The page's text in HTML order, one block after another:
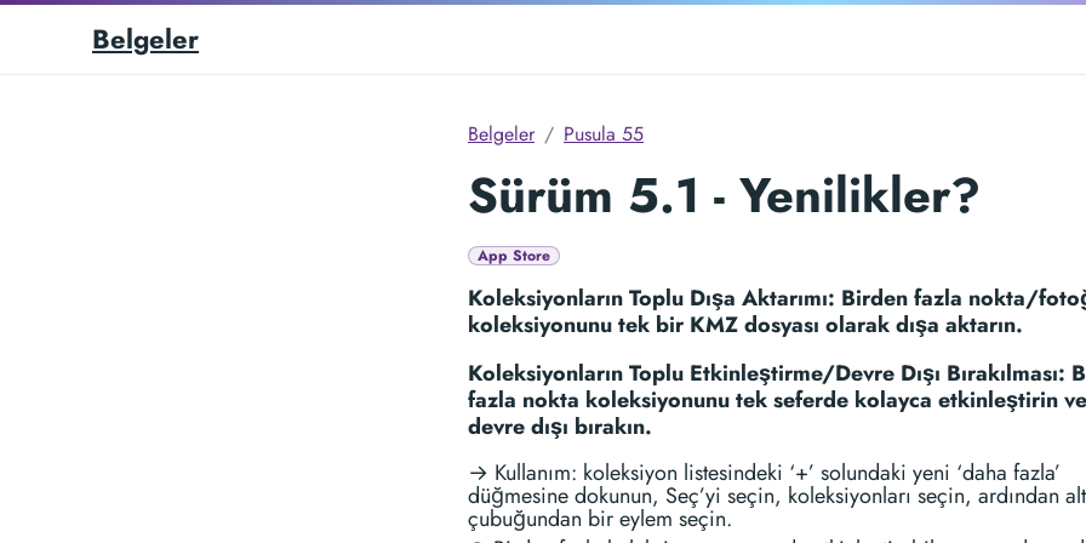
Belgeler
Belgeler Pusula 55
Sürüm 5.1 - Yenilikler?
App Store
Koleksiyonların Toplu Dışa Aktarımı: Birden fazla nokta/
koleksiyonunu tek bir KMZ dosyası olarak dışa aktarın.
Koleksiyonların Toplu Etkinleştirme/Devre Dışı Bırakılması:
fazla nokta koleksiyonunu tek seferde kolayca etkinleştirin
devre dışı bırakın.
→ Kullanım: koleksiyon listesindeki ‘+’ solundaki yeni ‘daha fazla’
düğmesine dokunun, Seç’yi seçin, koleksiyonları seçin, ardından
çubuğundan bir eylem seçin.